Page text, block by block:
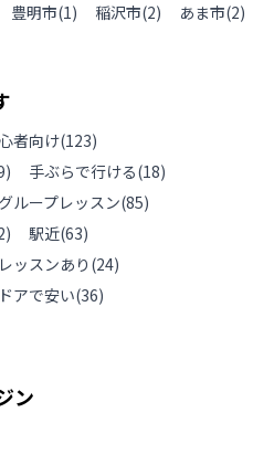
豊明市(1) 稲沢市(2) あま市(2)
者向け(123)
) 手ぶらで行ける(18)
グループレッスン(85)
) 駅近(63)
ッスンあり (24)
アで安い(36)
ン